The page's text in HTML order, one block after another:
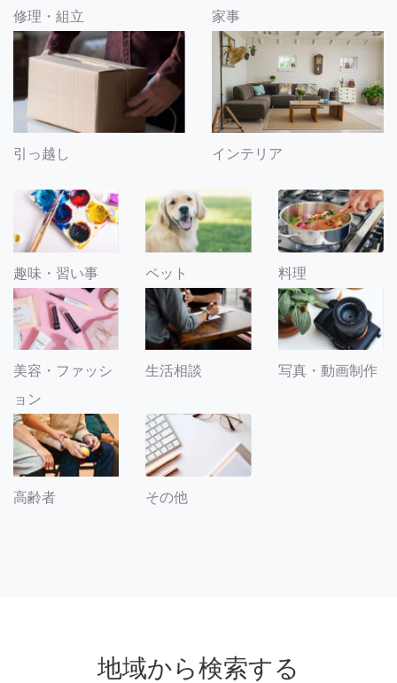
修理・組立 家事
引っ越し インテリア
趣味・習い事 ペット 料理
美容・ファッシ
ョン
生活相談 写真・動画制作
高齢者 その他
地域から検索する